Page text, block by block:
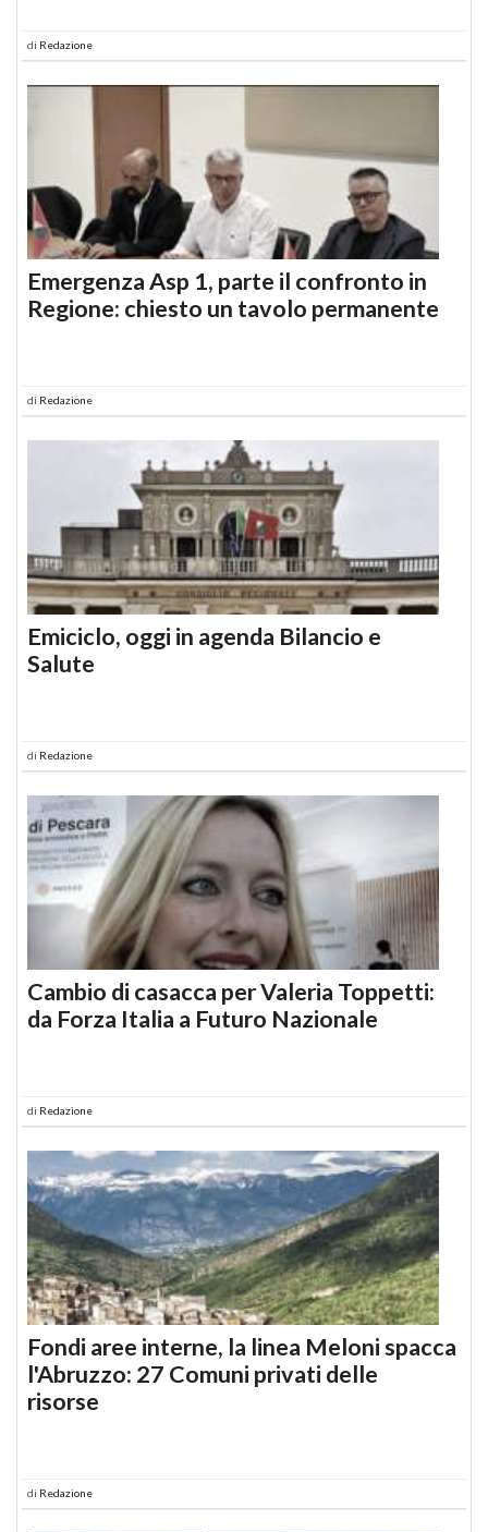
di Redazione
Emergenza Asp 1, parte il confronto in
Regione: chiesto un tavolo permanente
di Redazione
Emiciclo, oggi in agenda Bilancio e
Salute
di Redazione
Cambio di casacca per Valeria Toppetti:
da Forza Italia a Futuro Nazionale
di Redazione
Fondi aree interne, la linea Meloni spacca
l'Abruzzo: 27 Comuni privati delle
risorse
di Redazione